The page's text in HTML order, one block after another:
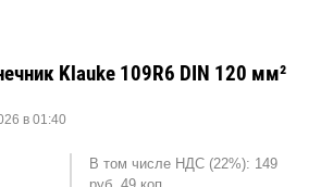
Klauke 109R6 DIN 120 мм²
в 01:40
В том числе НДС (22%): 149